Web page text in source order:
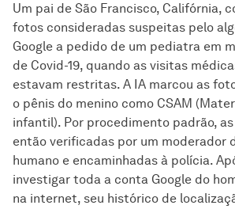
Um pai de São Francisco, Califórnia,
fotos consideradas suspeitas pelo
Google a pedido de um pediatra em
de Covid-19, quando as visitas
estavam restritas. A IA marcou as
o pênis do menino como CSAM
infantil). Por procedimento padrão,
então verificadas por um moderador
humano e encaminhadas à polícia.
investigar toda a conta Google do
na internet, seu histórico de